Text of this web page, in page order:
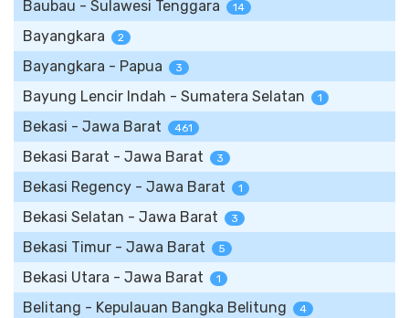
Baubau - Sulawesi Tenggara 14
Bayangkara 2
Bayangkara - Papua 3
Bayung Lencir Indah - Sumatera Selatan 1
Bekasi - Jawa Barat 461
Bekasi Barat - Jawa Barat 3
Bekasi Regency - Jawa Barat 1
Bekasi Selatan - Jawa Barat 3
Bekasi Timur - Jawa Barat 5
Bekasi Utara - Jawa Barat 1
Belitang - Kepulauan Bangka Belitung 4